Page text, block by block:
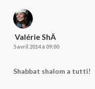
​ Valérie ShÄ
5 avril 2014 à 09:00
Shabbat shalom a tutti!